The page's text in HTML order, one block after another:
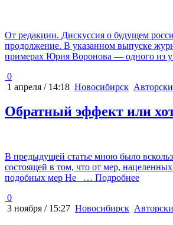
От редакции. Дискуссия о будущем
продолжение. В указанном выпуске
примерах Юрия Воронова — одного из
0
1 апреля / 14:18 Новосибирск
Обратный эффект или
В предыдущей статье мною было
состоящей в том, что от мер,
подобных мер Не
… Подробнее
0
3 ноября / 15:27 Новосибирск